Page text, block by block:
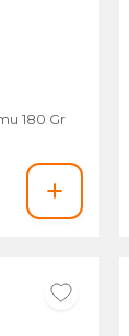
180 Gr